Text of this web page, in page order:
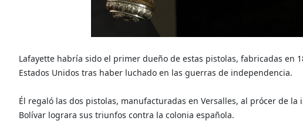
Lafayette habría sido el primer dueño de estas pistolas, fabricadas en
Estados Unidos tras haber luchado en las guerras de independencia.
Él regaló las dos pistolas, manufacturadas en Versalles, al prócer de
Bolívar lograra sus triunfos contra la colonia española.